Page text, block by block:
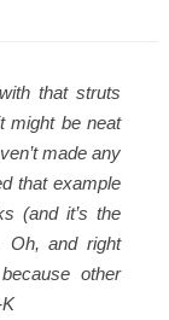
that struts
might be neat
made any
that example
(and it’s the
Oh, and right
other